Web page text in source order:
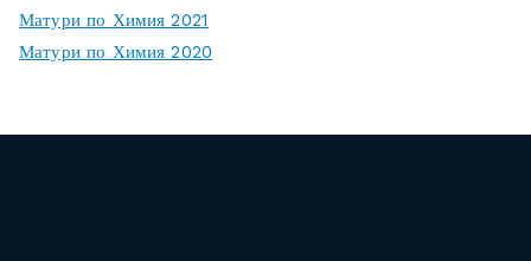
Матури по Химия 2021
Матури по Химия 2020